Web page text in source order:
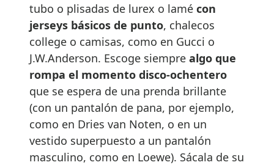
tubo o plisadas de lurex o lamé con
jerseys básicos de punto, chalecos
college o camisas, como en Gucci o
J.W.Anderson. Escoge siempre algo que
rompa el momento disco-ochentero
que se espera de una prenda brillante
(con un pantalón de pana, por ejemplo,
como en Dries van Noten, o en un
vestido superpuesto a un pantalón
masculino, como en Loewe). Sácala de su